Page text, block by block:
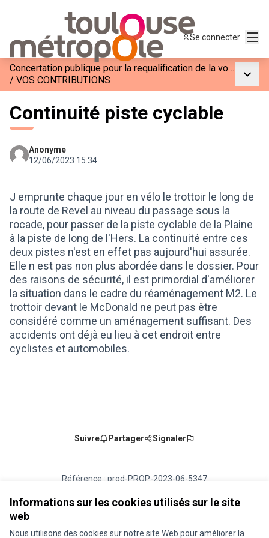
Informations sur les cookies utilisés sur le site
web
Nous utilisons des cookies sur notre site Web pour améliorer la
Se connecter
Concertation publique pour la requalification de la voie M2
/ VOS CONTRIBUTIONS
Continuité piste cyclable
Anonyme
12/06/2023 15:34
J emprunte chaque jour en vélo le trottoir le long de
la route de Revel au niveau du passage sous la
rocade, pour passer de la piste cyclable de la Plaine
à la piste de long de l'Hers. La continuité entre ces
deux pistes n'est en effet pas aujourd'hui assurée.
Elle n est pas non plus abordée dans le dossier. Pour
des raisons de sécurité, il est primordial d'améliorer
la situation dans le cadre du réaménagement M2. Le
trottoir devant le McDonald ne peut pas être
considéré comme un aménagement suffisant. Des
accidents ont déjà eu lieu à cet endroit entre
cyclistes et automobiles.
Suivre Partager Signaler
Référence : prod-PROP-2023-06-5347
Vérifiez l'empreinte numérique
Conditions d'utilisation